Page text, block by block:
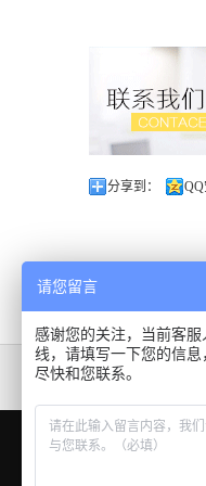
分享到： QQ
看看
友情链接：
请您留言
感谢您的关注，当前客服
线，请填写一下您的信息
尽快和您联系。